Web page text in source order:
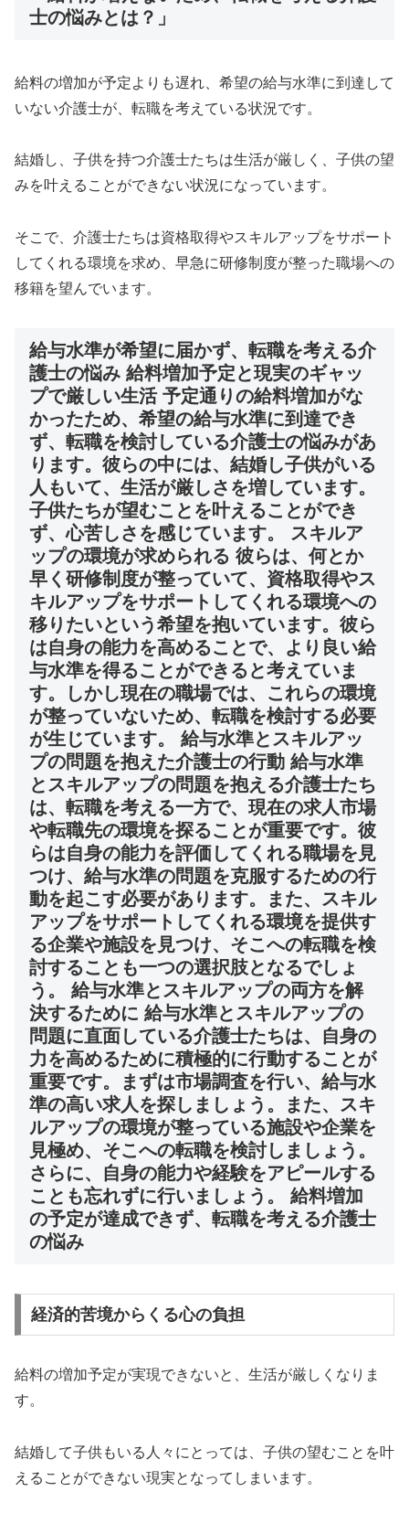
士の悩みとは？」
給料の増加が予定よりも遅れ、希望の給与水準に到達して
いない介護士が、転職を考えている状況です。
結婚し、子供を持つ介護士たちは生活が厳しく、子供の望
みを叶えることができない状況になっています。
そこで、介護士たちは資格取得やスキルアップをサポート
してくれる環境を求め、早急に研修制度が整った職場への
移籍を望んでいます。
給与水準が希望に届かず、転職を考える介
護士の悩み 給料増加予定と現実のギャッ
プで厳しい生活 予定通りの給料増加がな
かったため、希望の給与水準に到達でき
ず、転職を検討している介護士の悩みがあ
ります。彼らの中には、結婚し子供がいる
人もいて、生活が厳しさを増しています。
子供たちが望むことを叶えることができ
ず、心苦しさを感じています。 スキルア
ップの環境が求められる 彼らは、何とか
早く研修制度が整っていて、資格取得やス
キルアップをサポートしてくれる環境への
移りたいという希望を抱いています。彼ら
は自身の能力を高めることで、より良い給
与水準を得ることができると考えていま
す。しかし現在の職場では、これらの環境
が整っていないため、転職を検討する必要
が生じています。 給与水準とスキルアッ
プの問題を抱えた介護士の行動 給与水準
とスキルアップの問題を抱える介護士たち
は、転職を考える一方で、現在の求人市場
や転職先の環境を探ることが重要です。彼
らは自身の能力を評価してくれる職場を見
つけ、給与水準の問題を克服するための行
動を起こす必要があります。また、スキル
アップをサポートしてくれる環境を提供す
る企業や施設を見つけ、そこへの転職を検
討することも一つの選択肢となるでしょ
う。 給与水準とスキルアップの両方を解
決するために 給与水準とスキルアップの
問題に直面している介護士たちは、自身の
力を高めるために積極的に行動することが
重要です。まずは市場調査を行い、給与水
準の高い求人を探しましょう。また、スキ
ルアップの環境が整っている施設や企業を
見極め、そこへの転職を検討しましょう。
さらに、自身の能力や経験をアピールする
ことも忘れずに行いましょう。 給料増加
の予定が達成できず、転職を考える介護士
の悩み
経済的苦境からくる心の負担
給料の増加予定が実現できないと、生活が厳しくなりま
す。
結婚して子供もいる人々にとっては、子供の望むことを叶
えることができない現実となってしまいます。